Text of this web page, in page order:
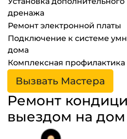
дренажа
Ремонт электронной платы
Подключение к системе
дома
Комплексная профилактика
Вызвать Мастера
Ремонт
выездом на